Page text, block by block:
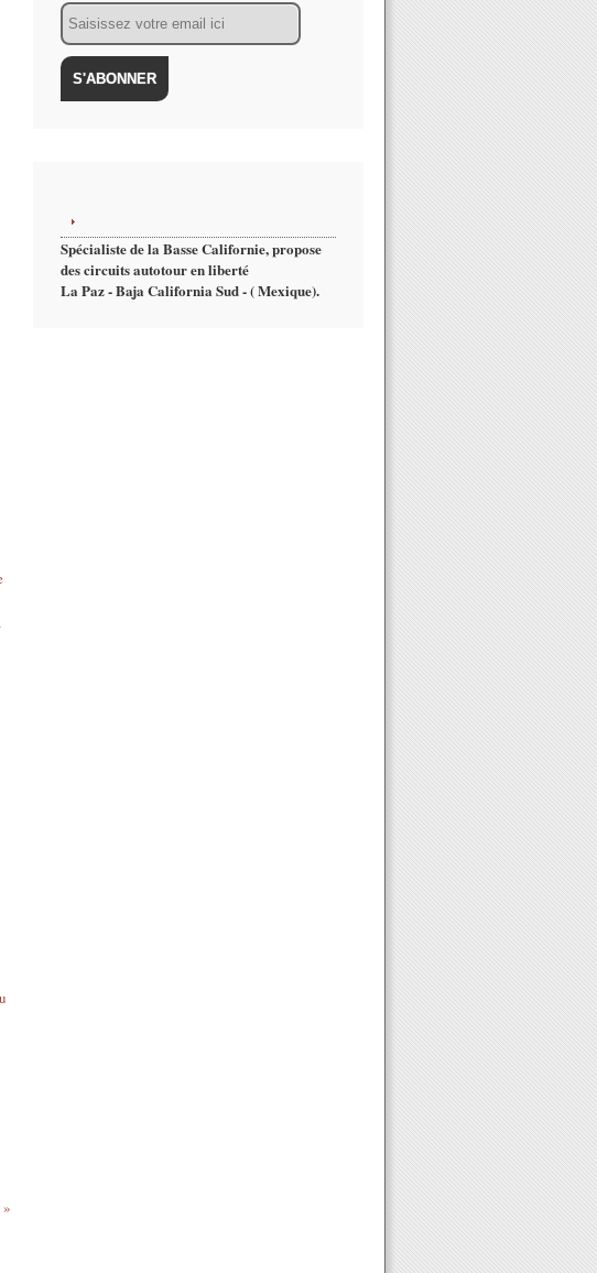
Email
Spécialiste de la Basse Californie, propose
des circuits autotour en liberté
La Paz - Baja California Sud - ( Mexique).